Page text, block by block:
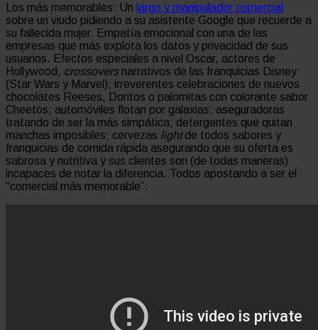
Los más memorables: Un largo y manipulador comercial
sobre un viudo pidiendo a su asistente Google que recuerde a
su fallecida mujer. Empatía emocional con una de las
empresas que más explota los datos y privacidad de sus
usuarios. Efectos especiales a nivel Oscar, actores de
Hollywood, crossoversnarrativos de las franquicias Disney
(Star Wars y Marvel); irreverentes celebraciones de nuevos
chocolates Reeses, Doritos o palomitas con colorante sabor
Cheetos; automóviles flotan por galaxias; aseguradoras
tratando de ser la más simpática; detergentes que quitan
manchas imposibles; cervezas lightde todos sabores y
franquicias de comida rápida asegurando que su oferta es
sabrosa y nutritiva y sus clientes son (de todas maneras)
incapaces de notar la diferencia. Todos apostando a ser el
“comercial más memorable”.